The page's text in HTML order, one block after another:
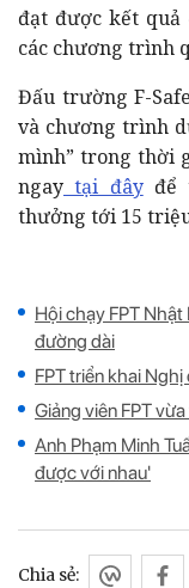
đạt được kết
các chương trình
Đấu trường F-
và chương trình
mình” trong thời
ngay tại đâyđể
thưởng tới 15
Hội chạy FPT
đường dài
FPT triển khai
Giảng viên FPT
Anh Phạm Minh
được với nhau'
Chia sẻ: